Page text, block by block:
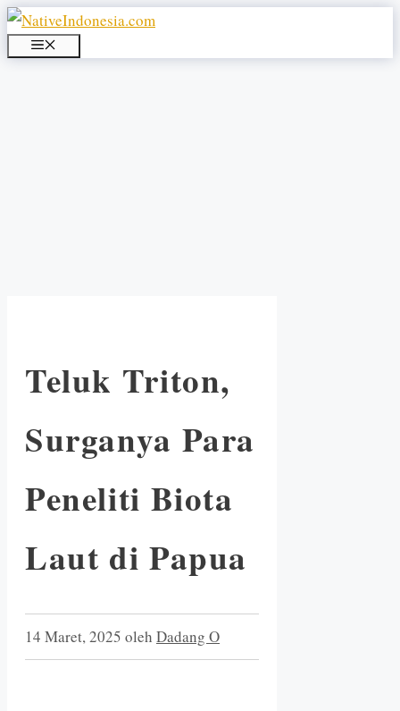
Langsung
Teluk Triton,
Surganya Para
Peneliti Biota
Laut di Papua
14 Maret, 2025 oleh Dadang O